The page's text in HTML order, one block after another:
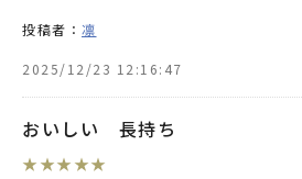
投稿者： 凛
2025/12/23 12:16:47
おいしい 長持ち
★ ★★ ★★